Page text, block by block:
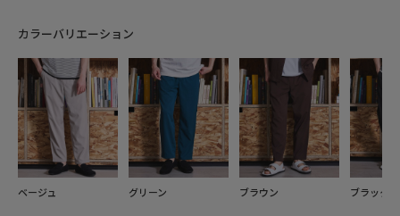
カラーバリエーション
ベージュ グリーン ブラウン ブラック